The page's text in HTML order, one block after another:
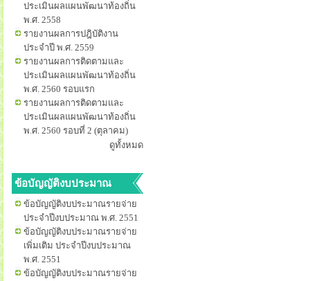
ประเมินผลแผนพัฒนาท้องถิ่น
พ.ศ. 2558
รายงานผลการปฎิบัติงาน
ประจำปี พ.ศ. 2559
รายงานผลการติดตามและ
ประเมินผลแผนพัฒนาท้องถิ่น
พ.ศ. 2560 รอบแรก
รายงานผลการติดตามและ
ประเมินผลแผนพัฒนาท้องถิ่น
พ.ศ. 2560 รอบที่ 2 (ตุลาคม)
ดูทั้งหมด
ข้อบัญญัติงบประมาณ
ข้อบัญญัติงบประมาณรายจ่าย
ประจำปีงบประมาณ พ.ศ. 2551
ข้อบัญญัติงบประมาณรายจ่าย
เพิ่มเติม ประจำปีงบประมาณ
พ.ศ. 2551
ข้อบัญญัติงบประมาณรายจ่าย